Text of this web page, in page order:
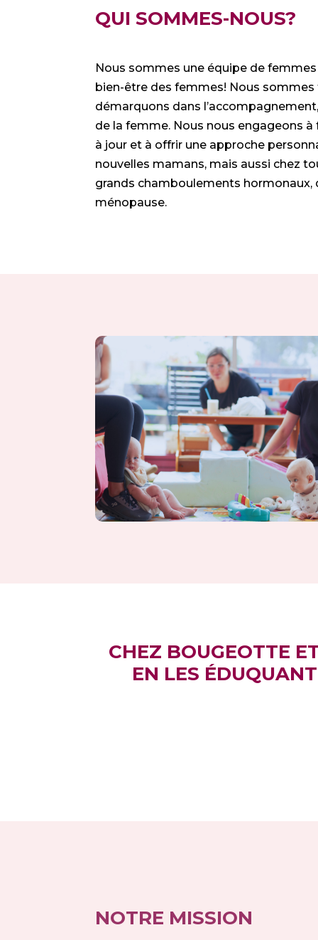
QUI SOMMES-NOUS?
Nous sommes une équipe de
bien-être des femmes! Nous
démarquons dans
de la femme. Nous nous engageons
à jour et à offrir une approche
nouvelles mamans, mais aussi chez
grands chamboulements hormonaux,
ménopause.
CHEZ BOUGEOTTE
EN LES
NOTRE MISSION